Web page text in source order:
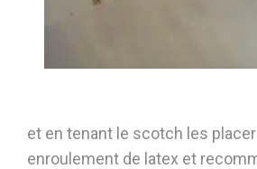
et en tenant le scotch les placer
enroulement de latex et